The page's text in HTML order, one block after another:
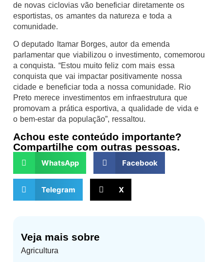
Veja mais sobre
Agricultura
de novas ciclovias vão beneficiar diretamente os
esportistas, os amantes da natureza e toda a
comunidade.
O deputado Itamar Borges, autor da emenda
parlamentar que viabilizou o investimento, comemorou
a conquista. “Estou muito feliz com mais essa
conquista que vai impactar positivamente nossa
cidade e beneficiar toda a nossa comunidade. Rio
Preto merece investimentos em infraestrutura que
promovam a prática esportiva, a qualidade de vida e
o bem-estar da população”, ressaltou.
Achou este conteúdo importante?
Compartilhe com outras pessoas.
WhatsApp Facebook
Telegram X